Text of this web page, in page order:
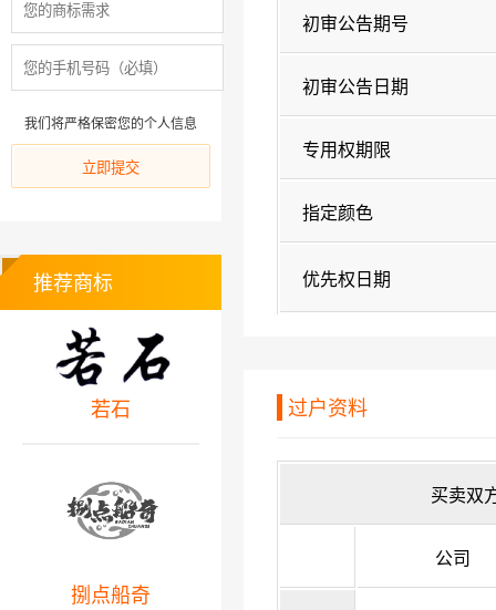
初审公告期号
初审公告日期
专用权期限
指定颜色
优先权日期
过户资料
买卖双
公司
我们将严格保密您的个人信息
推荐商标
若石
捌点船奇